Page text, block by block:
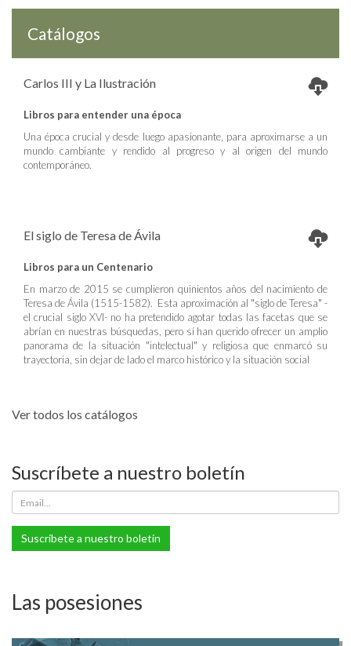
Catálogos
Carlos III y La Ilustración
Libros para entender una época
Una época crucial y desde luego apasionante, para aproximarse a un
mundo cambiante y rendido al progreso y al origen del mundo
contemporáneo.
El siglo de Teresa de Ávila
Libros para un Centenario
En marzo de 2015 se cumplieron quinientos años del nacimiento de
Teresa de Ávila (1515-1582). Esta aproximación al "siglo de Teresa" -
el crucial siglo XVI- no ha pretendido agotar todas las facetas que se
abrían en nuestras búsquedas, pero sí han querido ofrecer un amplio
panorama de la situación "intelectual" y religiosa que enmarcó su
trayectoria, sin dejar de lado el marco histórico y la situación social
Ver todos los catálogos
Suscríbete a nuestro boletín
Suscríbete a nuestro boletín
Las posesiones